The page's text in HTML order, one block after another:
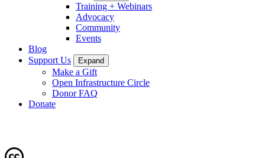
Training + Webinars
Advocacy
Community
Events
Blog
Support Us
Expand
Make a Gift
Open Infrastructure Circle
Donor FAQ
Donate